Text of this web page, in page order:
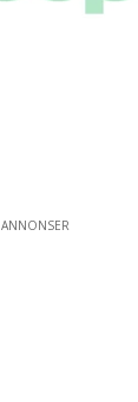
ANNONSER